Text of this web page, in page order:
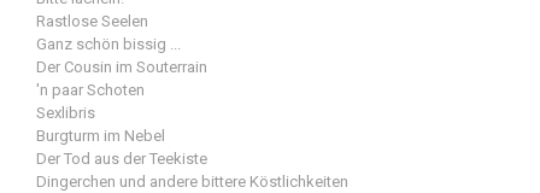
Rastlose Seelen
Ganz schön bissig ...
Der Cousin im Souterrain
'n paar Schoten
Sexlibris
Burgturm im Nebel
Der Tod aus der Teekiste
Dingerchen und andere bittere Köstlichkeiten